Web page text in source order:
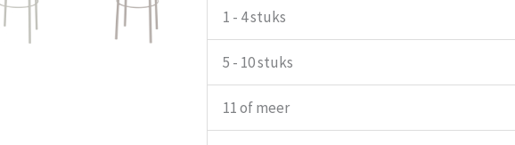
1 - 4 stuks
5 - 10 stuks
11 of meer